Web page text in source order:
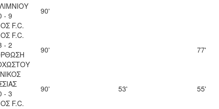
- 9
F.C.
90'
F.C.
- 2
90' 77'
- 3
F.C.
90' 53' 55'